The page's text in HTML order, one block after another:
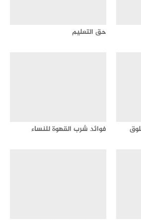
حق التعليم
فوائد شرب القهوة للنساء